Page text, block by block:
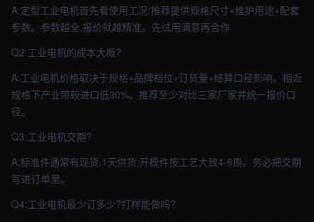
A:定型工业电机首先看使用工况:推荐提供规格尺寸+维护用途+配套
参数。参数越全,报价就越精准。先试用满意再合作
Q2:工业电机的成本大概?
A:工业电机价格取决于规格+品牌档位+订货量+结算口径影响。相近
规格下产业带较进口低30%。推荐至少对比三家厂家并统一报价口
径。
Q3:工业电机交期?
A:标准件通常有现货,1天供货;开模件按工艺大致4-6周。务必把交期
写进订单里。
Q4:工业电机最少订多少?打样能做吗?